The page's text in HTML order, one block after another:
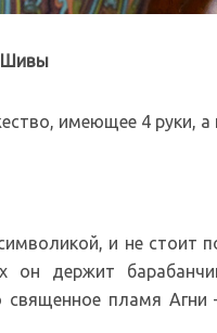
Шивы
имеющее 4 руки, а
и не стоит
держит
священное пламя